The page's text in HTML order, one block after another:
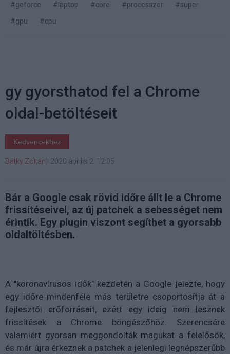
#geforce
#laptop #core #processzor
#super
#gpu
#cpu
gy gyorsthatod fel a Chrome
oldal-betöltéseit
Kedvencekhez
Bátky Zoltán 2020 április 2. 12:05
Bár a Google csak rövid időre állt le a Chrome
frissítéseivel, az új patchek a sebességet nem
érintik. Egy plugin viszont segíthet a gyorsabb
oldaltöltésben.
A "koronavírusos idők" kezdetén a Google jelezte, hogy
egy időre mindenféle más területre csoportosítja át a
fejlesztői erőforrásait, ezért egy ideig nem lesznek
frissítések a Chrome böngészőhöz. Szerencsére
valamiért gyorsan meggondolták magukat a felelősök,
és már újra érkeznek a patchek a jelenlegi legnépszerűbb